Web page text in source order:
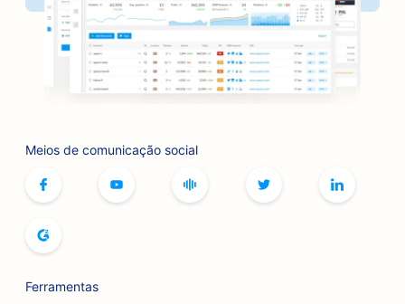
SEO para barbearias
SEO para butiques
SEO para serviços de botox e preenchimento
SEO para cafés de jogos de tabuleiro
SEO para livrarias
Meios de comunicação social
Ferramentas